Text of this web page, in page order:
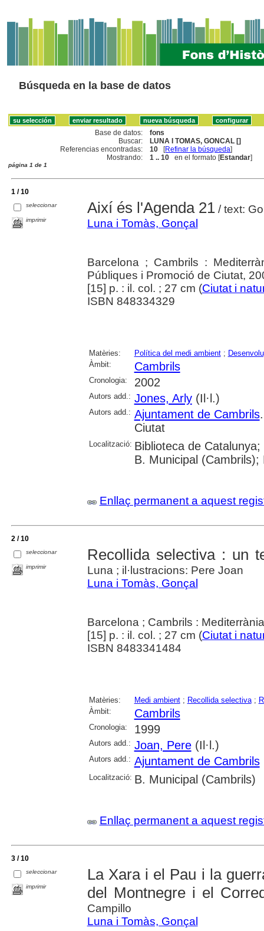
Búsqueda en la base de datos
Base de datos:
fons
Buscar:
LUNA I TOMAS, GONCAL []
Referencias encontradas:
10 [Refinar la búsqueda]
Mostrando:
1 .. 10 en el formato [Estandar]
página 1 de 1
1 / 10
seleccionar
imprimir
Així és l'Agenda 21/ text:
Luna i Tomàs, Gonçal
Barcelona ; Cambrils :
Públiques i Promoció de Ciutat,
[15] p. : il. col. ; 27 cm (Ciutat i
ISBN 848334329
Matèries: Política del medi ambient;
Àmbit:
Cambrils
Cronologia: 2002
Autors add.: Jones, Arly(Il·l.)
Autors add.: Ajuntament de Cambrils
Ciutat
Localització: Biblioteca de
B. Municipal
Enllaç permanent a aquest
2 / 10
seleccionar
imprimir
Recollida selectiva : un
Luna ; il·lustracions: Pere Joan
Luna i Tomàs, Gonçal
Barcelona ; Cambrils :
[15] p. : il. col. ; 27 cm (Ciutat i
ISBN 8483341484
Matèries: Medi ambient; Recollida selectiva;
Àmbit:
Cambrils
Cronologia: 1999
Autors add.: Joan, Pere(Il·l.)
Autors add.: Ajuntament de Cambrils
Localització: B. Municipal (Cambrils)
Enllaç permanent a aquest
3 / 10
seleccionar
imprimir
La Xara i el Pau i la
del Montnegre i el
Campillo
Luna i Tomàs, Gonçal